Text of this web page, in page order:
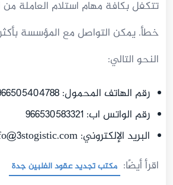
تتكفل بكافة مهام استلام العاملة من
خطأ. يمكن التواصل مع المؤسسة
النحو التالي:
رقم الهاتف المحمول: 966505404788
رقم الواتس اب: 966530583321
البريد الإلكتروني:
اقرأ أيضًا: مكتب تجديد عقود الفلبين جدة